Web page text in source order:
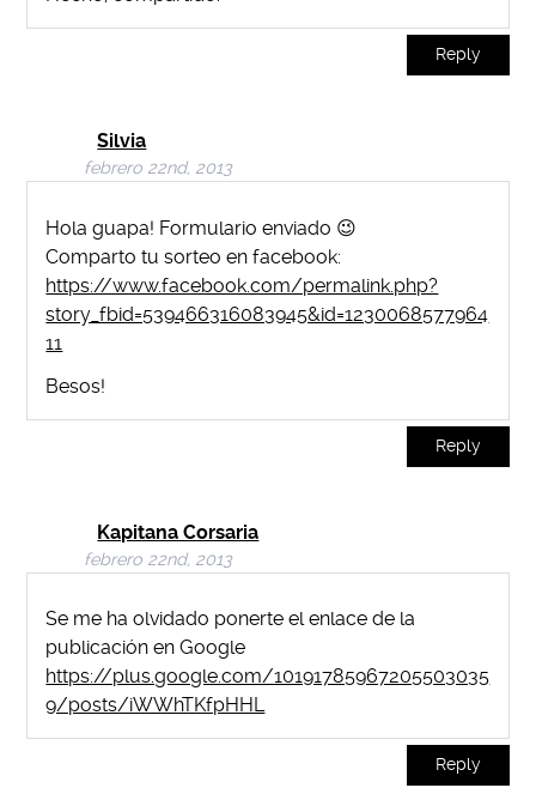
Reply
Silvia
febrero 22nd, 2013
Hola guapa! Formulario enviado 😉
Comparto tu sorteo en facebook:
https://www.facebook.com/permalink.php?
story_fbid=539466316083945&id=1230068577964
11
Besos!
Reply
Kapitana Corsaria
febrero 22nd, 2013
Se me ha olvidado ponerte el enlace de la
publicación en Google
https://plus.google.com/10191785967205503035
9/posts/iWWhTKfpHHL
Reply